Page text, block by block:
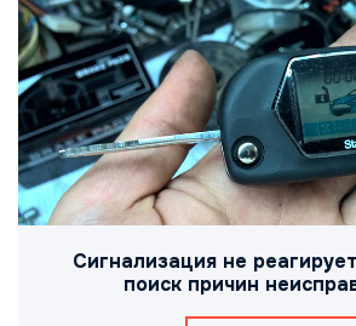
Сигнализация не
поиск причин